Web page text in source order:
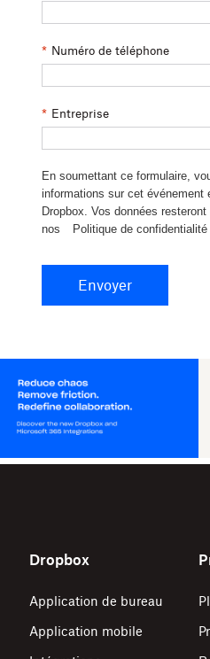
* Numéro de téléphone
* Entreprise
En soumettant ce formulaire,
informations sur cet événement
Dropbox. Vos données
nos
Politique de confidentialité
Envoyer
Dropbox
Application de bureau
Application mobile